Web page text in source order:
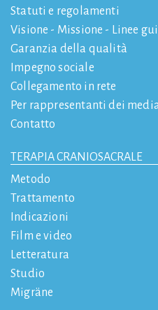
Statuti e regolamenti
Visione - Missione - Linee
Garanzia della qualità
Impegno sociale
Collegamento in rete
Per rappresentanti dei
Contatto
TERAPIA CRANIOSACRALE
Metodo
Trattamento
Indicazioni
Film e video
Letteratura
Studio
Migräne